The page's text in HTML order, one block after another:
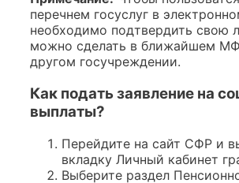
перечнем госуслуг в
необходимо подтвердить свою
можно сделать в ближайшем
другом госучреждении.
Как подать заявление на
выплаты?
Перейдите на сайт СФР и
вкладку Личный кабинет
Выберите раздел